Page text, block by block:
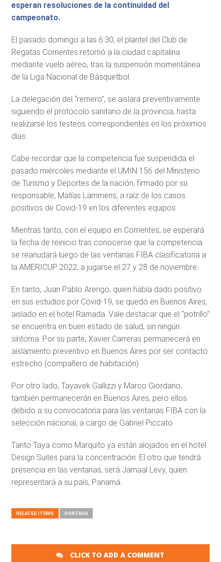
esperan resoluciones de la continuidad del
campeonato.
El pasado domingo a las 6:30, el plantel del Club de
Regatas Corrientes retornó a la ciudad capitalina
mediante vuelo aéreo, tras la suspensión momentánea
de la Liga Nacional de Básquetbol.
La delegación del “remero”, se aislará preventivamente
siguiendo el protocolo sanitario de la provincia, hasta
realizarse los testeos correspondientes en los próximos
días.
Cabe recordar que la competencia fue suspendida el
pasado miércoles mediante el UMIN 156 del Ministerio
de Turismo y Deportes de la nación, firmado por su
responsable, Matías Lammens, a raíz de los casos
positivos de Covid-19 en los diferentes equipos.
Mientras tanto, con el equipo en Corrientes, se esperará
la fecha de reinicio tras conocerse que la competencia
se reanudará luego de las ventanas FIBA clasificatoria a
la AMERICUP 2022, a jugarse el 27 y 28 de noviembre.
En tanto, Juan Pablo Arengo, quien había dado positivo
en sus estudios por Covid-19, se quedó en Buenos Aires,
aislado en el hotel Ramada. Vale destacar que el “potrillo”
se encuentra en buen estado de salud, sin ningún
síntoma. Por su parte, Xavier Carreras permanecerá en
aislamiento preventivo en Buenos Aires por ser contacto
estrecho (compañero de habitación).
Por otro lado, Tayavek Gallizzi y Marco Giordano,
también permanecerán en Buenos Aires, pero ellos
debido a su convocatoria para las ventanas FIBA con la
selección nacional, a cargo de Gabriel Piccato.
Tanto Taya como Marquito ya están alojados en el hotel
Design Suites para la concentración. El otro que tendrá
presencia en las ventanas, será Jamaal Levy, quien
representará a su país, Panamá.
RELATED ITEMS PORTADA
CLICK TO ADD A COMMENT